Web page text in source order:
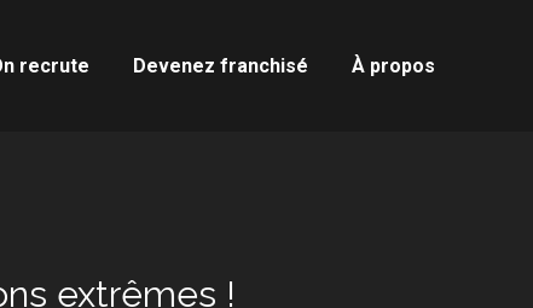
recrute Devenez franchisé À propos
extrêmes !